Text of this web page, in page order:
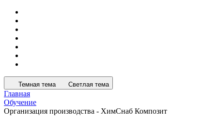
Темная тема Светлая тема
Главная
Обучение
Организация производства - ХимСнаб Композит